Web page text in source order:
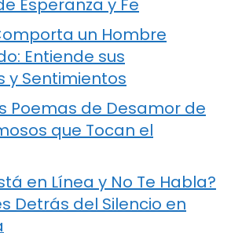
Esperanza y Fe
un Hombre
Entiende sus
y Sentimientos
Poemas de Desamor de
que Tocan el
en Línea y No Te Habla?
Detrás del Silencio en